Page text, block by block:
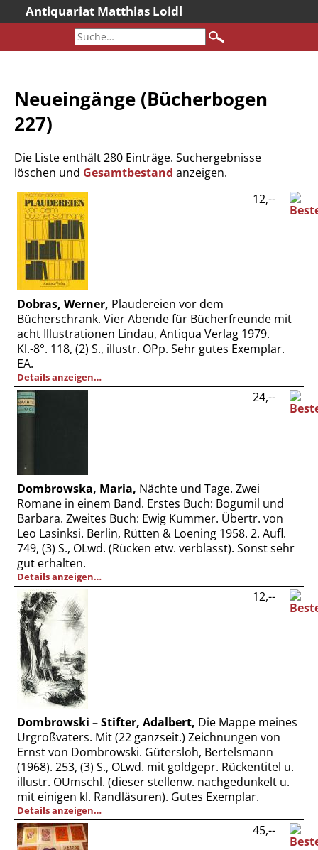
Antiquariat Matthias Loidl
Aktuelles
Neueingänge
Gesamtbestand
Katalogarchiv
Newsletter
Über uns
Kontakt
Warenkorb
Versandkosten
AGB
Vertrag widerrufen
Widerrufsbelehrung
Datenschutz
Impressum
Neueingänge (Bücherbogen
227)
Die Liste enthält 280 Einträge. Suchergebnisse
löschen und Gesamtbestand anzeigen.
Dobras, Werner, Plaudereien vor dem
Bücherschrank. Vier Abende für Bücherfreunde mit
acht Illustrationen Lindau, Antiqua Verlag 1979.
Kl.-8°. 118, (2) S., illustr. OPp. Sehr gutes Exemplar.
EA.
Details anzeigen…
12,--
Dombrowska, Maria, Nächte und Tage. Zwei
Romane in einem Band. Erstes Buch: Bogumil und
Barbara. Zweites Buch: Ewig Kummer. Übertr. von
Leo Lasinksi. Berlin, Rütten & Loening 1958. 2. Aufl.
749, (3) S., OLwd. (Rücken etw. verblasst). Sonst sehr
gut erhalten.
Details anzeigen…
24,--
Dombrowski – Stifter, Adalbert, Die Mappe meines
Urgroßvaters. Mit (22 ganzseit.) Zeichnungen von
Ernst von Dombrowski. Gütersloh, Bertelsmann
(1968). 253, (3) S., OLwd. mit goldgepr. Rückentitel u.
illustr. OUmschl. (dieser stellenw. nachgedunkelt u.
mit einigen kl. Randläsuren). Gutes Exemplar.
Details anzeigen…
12,--
45,--